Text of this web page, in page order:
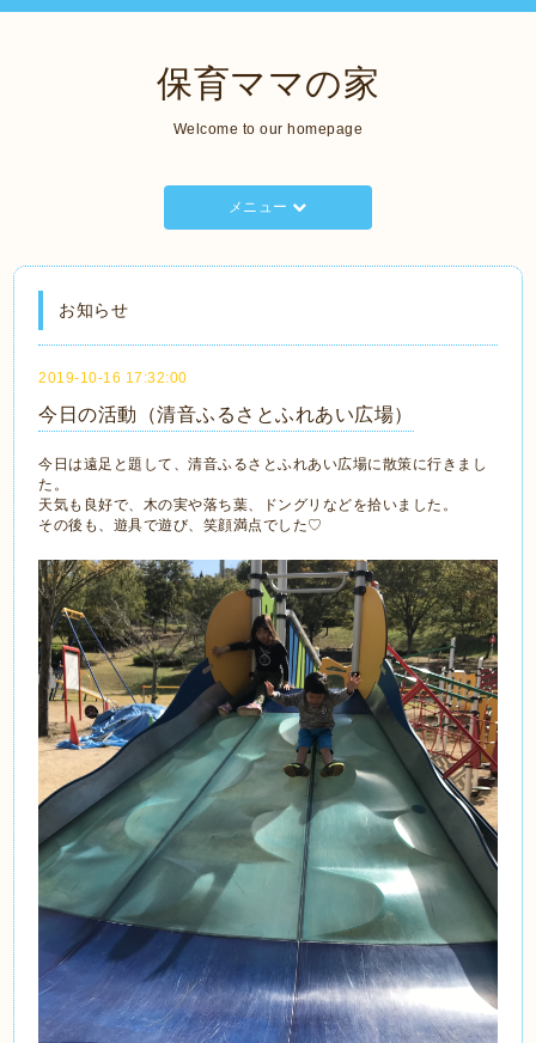
保育ママの家
Welcome to our homepage
メニュー
お知らせ
2019-10-16 17:32:00
今日の活動（清音ふるさとふれあい広場）
今日は遠足と題して、清音ふるさとふれあい広場に散策に行きまし
た。
天気も良好で、木の実や落ち葉、ドングリなどを拾いました。
その後も、遊具で遊び、笑顔満点でした♡